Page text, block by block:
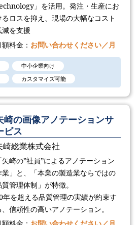
」を活用。発注・生産にお
るロスを抑え、現場の大幅なコスト
減を支援
額料金： お問い合わせください／月
中小企業向け
カスタマイズ可能
崎の画像アノテーションサ
ビス
崎総業株式会社
矢崎の”社員”によるアノテーション
業」と、「本業の製造業ならではの
質管理体制」が特徴。
年を超える品質管理の実績が約束す
、信頼性の高いアノテーション。